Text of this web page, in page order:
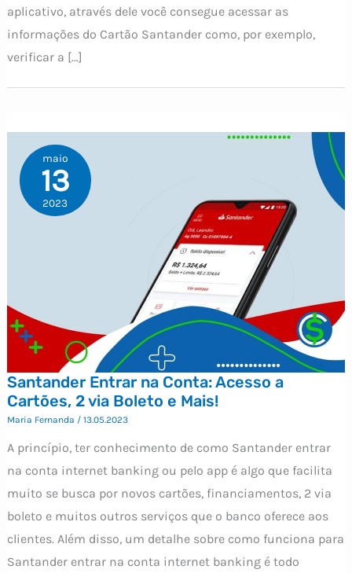
aplicativo, através dele você consegue acessar as
informações do Cartão Santander como, por exemplo,
verificar a […]
maio
13
2023
Santander Entrar na Conta: Acesso a
Cartões, 2 via Boleto e Mais!
Maria Fernanda / 13.05.2023
A princípio, ter conhecimento de como Santander entrar
na conta internet banking ou pelo app é algo que facilita
muito se busca por novos cartões, financiamentos, 2 via
boleto e muitos outros serviços que o banco oferece aos
clientes. Além disso, um detalhe sobre como funciona para
Santander entrar na conta internet banking é todo